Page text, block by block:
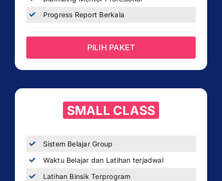
Progress Report Berkala
PILIH PAKET
SMALL CLASS
Sistem Belajar Group
Waktu Belajar dan Latihan terjadwal
Latihan Binsik Terprogram